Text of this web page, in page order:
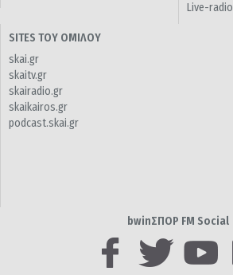
Live-radio
SITES ΤΟΥ ΟΜΙΛΟΥ
skai.gr
skaitv.gr
skairadio.gr
skaikairos.gr
podcast.skai.gr
bwinΣΠΟΡ FM Social